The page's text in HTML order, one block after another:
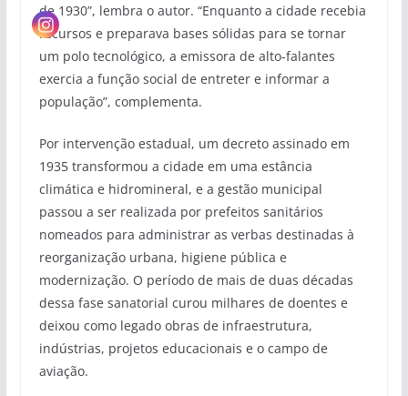
de 1930”, lembra o autor. “Enquanto a cidade recebia
recursos e preparava bases sólidas para se tornar
um polo tecnológico, a emissora de alto-falantes
exercia a função social de entreter e informar a
população”, complementa.
Por intervenção estadual, um decreto assinado em
1935 transformou a cidade em uma estância
climática e hidromineral, e a gestão municipal
passou a ser realizada por prefeitos sanitários
nomeados para administrar as verbas destinadas à
reorganização urbana, higiene pública e
modernização. O período de mais de duas décadas
dessa fase sanatorial curou milhares de doentes e
deixou como legado obras de infraestrutura,
indústrias, projetos educacionais e o campo de
aviação.